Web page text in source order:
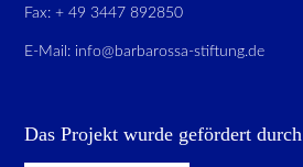
Fax: + 49 3447 892850
E-Mail: info@barbarossa-stiftung.de
Das Projekt wurde gefördert durch